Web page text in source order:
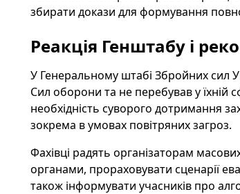
збирати докази для формування
Реакція Генштабу і
У Генеральному штабі Збройних сил
Сил оборони та не перебував у їхній
необхідність суворого дотримання
зокрема в умовах повітряних загроз.
Фахівці радять організаторам
органами, прораховувати сценарії
також інформувати учасників про